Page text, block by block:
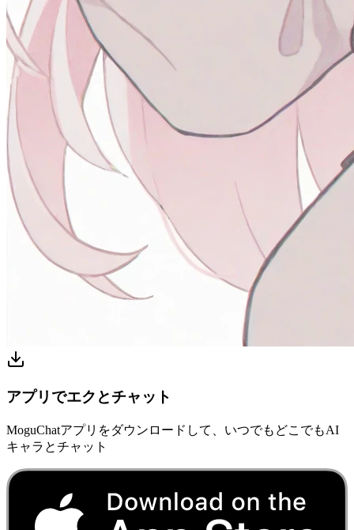
アプリでエクとチャット
MoguChatアプリをダウンロードして、いつでもどこでもAI
キャラとチャット